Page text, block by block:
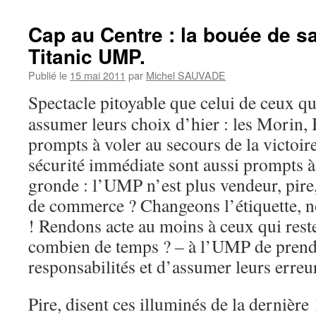
Cap au Centre : la bouée de
Titanic UMP.
Publié le 15 mai 2011 par Michel SAUVADE
Spectacle pitoyable que celui de ceux
assumer leurs choix d’hier : les Morin,
prompts à voler au secours de la
sécurité immédiate sont aussi prompts
gronde : l’UMP n’est plus vendeur,
de commerce ? Changeons l’étiquette,
! Rendons acte au moins à ceux qui
combien de temps ? – à l’UMP de
responsabilités et d’assumer leurs
Pire, disent ces illuminés de la